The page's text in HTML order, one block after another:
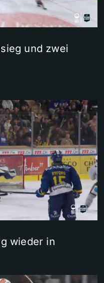
und zwei
wieder in